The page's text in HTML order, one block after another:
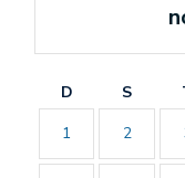
D S
1
2